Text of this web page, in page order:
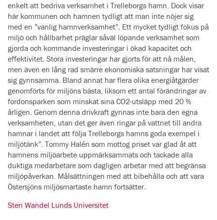
enkelt att bedriva verksamhet i Trelleborgs hamn. Dock visar
här kommunen och hamnen tydligt att man inte nöjer sig
med en ”vanlig hamnverksamhet”. Ett mycket tydligt fokus på
miljö och hållbarhet präglar såväl löpande verksamhet som
gjorda och kommande investeringar i ökad kapacitet och
effektivitet. Stora investeringar har gjorts för att nå målen,
men även en lång rad smärre ekonomiska satsningar har visat
sig gynnsamma. Bland annat har flera olika energiåtgärder
genomförts för miljöns bästa, liksom ett antal förändringar av
fordonsparken som minskat sina CO2-utsläpp med 20 %
årligen. Genom denna drivkraft gynnas inte bara den egna
verksamheten, utan det ger även ringar på vattnet till andra
hamnar i landet att följa Trelleborgs hamns goda exempel i
miljötänk”. Tommy Halén som mottog priset var glad åt att
hamnens miljöarbete uppmärksammats och tackade alla
duktiga medarbetare som dagligen arbetar med att begränsa
miljöpåverkan. Målsättningen med att bibehålla och att vara
Östersjöns miljösmartaste hamn fortsätter.
Sten Wandel Lunds Universitet